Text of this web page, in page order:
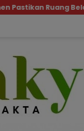
Aman dan Nyaman